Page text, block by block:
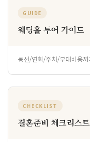
GUIDE
웨딩홀 투어 가이드
동선/연회/주차/부대비용
CHECKLIST
결혼준비 체크리스트